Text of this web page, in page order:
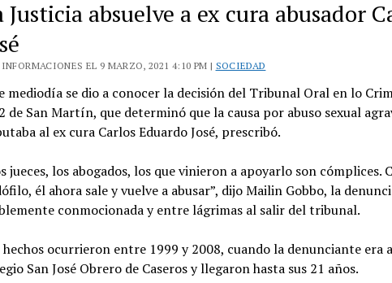
Justicia absuelve a ex cura abusador
INFORMACIONES EL 9 MARZO, 2021 4:10 PM | SOCIEDAD
mediodía se dio a conocer la decisión del Tribunal Oral en lo
de San Martín, que determinó que la causa por abuso sexual
al ex cura Carlos Eduardo José, prescribó.
jueces, los abogados, los que vinieron a apoyarlo son cómplices.
él ahora sale y vuelve a abusar”, dijo Mailin Gobbo, la
conmocionada y entre lágrimas al salir del tribunal.
hechos ocurrieron entre 1999 y 2008, cuando la denunciante era
San José Obrero de Caseros y llegaron hasta sus 21 años.